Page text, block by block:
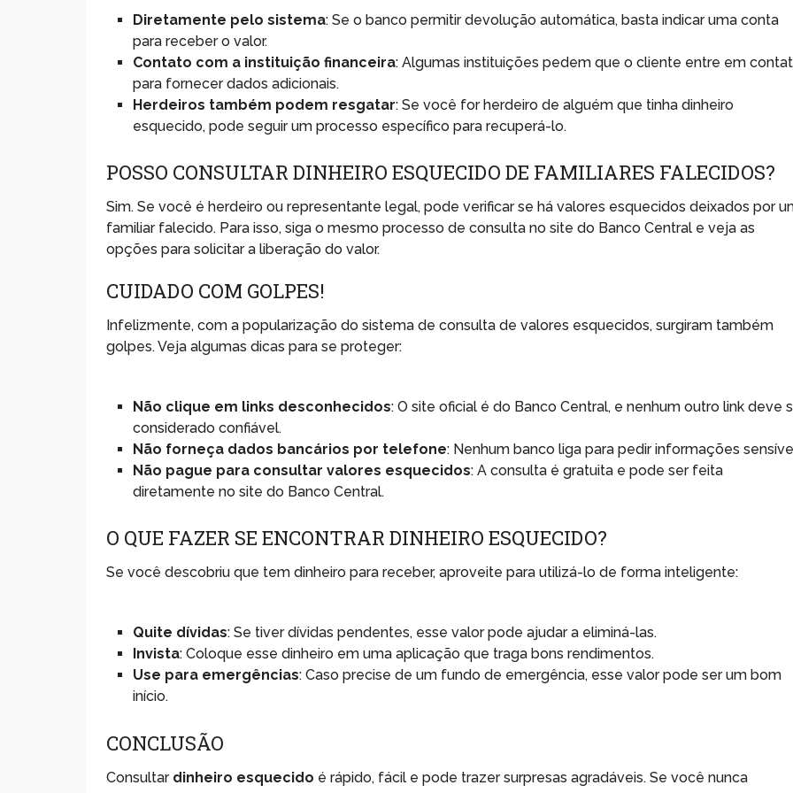
Diretamente pelo sistema: Se o banco permitir devolução automática, basta indicar uma conta
para receber o valor.
Contato com a instituição financeira: Algumas instituições pedem que o cliente entre em
para fornecer dados adicionais.
Herdeiros também podem resgatar: Se você for herdeiro de alguém que tinha dinheiro
esquecido, pode seguir um processo específico para recuperá-lo.
POSSO CONSULTAR DINHEIRO ESQUECIDO DE FAMILIARES FALECIDOS?
Sim. Se você é herdeiro ou representante legal, pode verificar se há valores esquecidos deixados por
familiar falecido. Para isso, siga o mesmo processo de consulta no site do Banco Central e veja as
opções para solicitar a liberação do valor.
CUIDADO COM GOLPES!
Infelizmente, com a popularização do sistema de consulta de valores esquecidos, surgiram também
golpes. Veja algumas dicas para se proteger:
Não clique em links desconhecidos: O site oficial é do Banco Central, e nenhum outro link deve
considerado confiável.
Não forneça dados bancários por telefone: Nenhum banco liga para pedir informações
Não pague para consultar valores esquecidos: A consulta é gratuita e pode ser feita
diretamente no site do Banco Central.
O QUE FAZER SE ENCONTRAR DINHEIRO ESQUECIDO?
Se você descobriu que tem dinheiro para receber, aproveite para utilizá-lo de forma inteligente:
Quite dívidas: Se tiver dívidas pendentes, esse valor pode ajudar a eliminá-las.
Invista: Coloque esse dinheiro em uma aplicação que traga bons rendimentos.
Use para emergências: Caso precise de um fundo de emergência, esse valor pode ser um bom
início.
CONCLUSÃO
Consultar dinheiro esquecido é rápido, fácil e pode trazer surpresas agradáveis. Se você nunca